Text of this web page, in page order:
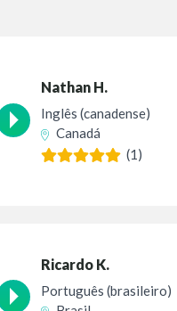
Nathan H.
Inglês (canadense)
Canadá
(1)
Ricardo K.
Português (brasileiro)